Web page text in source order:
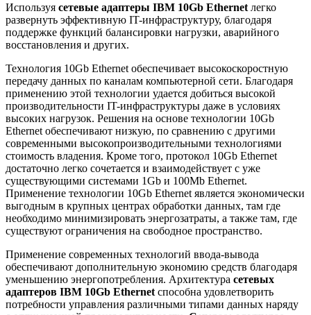
Используя сетевые адаптеры IBM 10Gb Ethernet легко
развернуть эффективную IT-инфраструктуру, благодаря
поддержке функций балансировки нагрузки, аварийного
восстановления и других.
Технология 10Gb Ethernet обеспечивает высокоскоростную
передачу данных по каналам компьютерной сети. Благодаря
применению этой технологии удается добиться высокой
производительности IT-инфраструктуры даже в условиях
высоких нагрузок. Решения на основе технологии 10Gb
Ethernet обеспечивают низкую, по сравнению с другими
современными высокопроизводительными технологиями
стоимость владения. Кроме того, протокол 10Gb Ethernet
достаточно легко сочетается и взаимодействует с уже
существующими системами 1Gb и 100Mb Ethernet.
Применение технологии 10Gb Ethernet является экономически
выгодным в крупных центрах обработки данных, там где
необходимо минимизировать энергозатраты, а также там, где
существуют ограничения на свободное пространство.
Применение современных технологий ввода-вывода
обеспечивают дополнительную экономию средств благодаря
уменьшению энергопотребления. Архитектура сетевых
адаптеров IBM 10Gb Ethernet способна удовлетворить
потребности управления различными типами данных наряду